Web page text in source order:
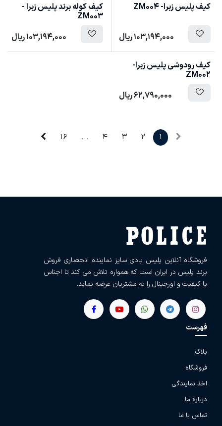
کیف پلیس زبرا- ZM004
103,194,000ریال
کیف کوله برند پلیس زبرا -
ZM003
103,194,000ریال
کیف رودوشی پلیس زبرا-
ZM002
62,790,000ریال
1
2
3
4
...
16
فروشگاه آنلاین پلیس بادی سایز نماینده انحصاری فروش
برند پلیس در ایران است که همواره تلاش می کند تا اجناس
با کیفیت و اورجینال را به مشتریان عرضه نماید.
فهرست
بلاگ
فروشگاه
اخذ نمایندگی
درباره ما
تماس با ما